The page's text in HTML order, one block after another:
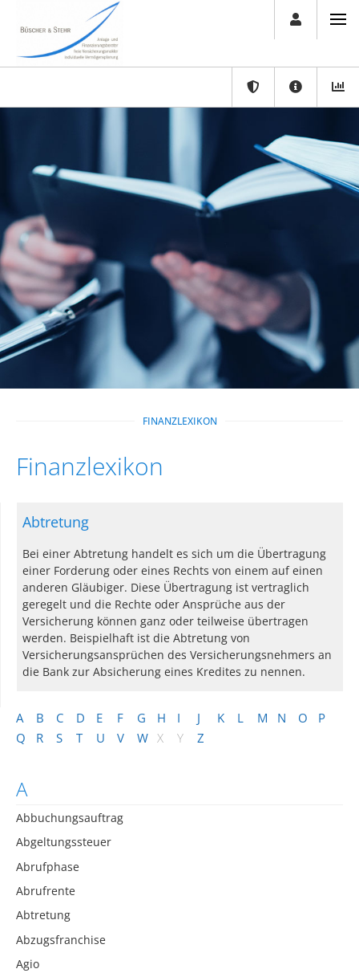
FINANZLEXIKON
Finanzlexikon
A B C D E F G H I J K L M N O
P
Q
R S T U V W X Y Z
A
Abbuchungsauftrag
Abgeltungssteuer
Abrufphase
Abrufrente
Abtretung
Abzugsfranchise
Agio
Abtretung
Bei einer Abtretung handelt es sich um die Übertragung
einer Forderung oder eines Rechts von einem auf einen
anderen Gläubiger. Diese Übertragung ist vertraglich
geregelt und die Rechte oder Ansprüche aus der
Versicherung können ganz oder teilweise übertragen
werden. Beispielhaft ist die Abtretung von
Versicherungsansprüchen des Versicherungsnehmers an
die Bank zur Absicherung eines Kredites zu nennen.